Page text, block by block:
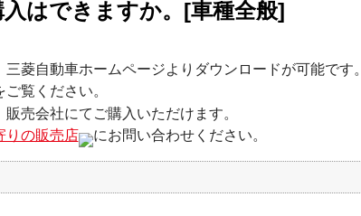
はできますか。[車種全般]
菱自動車ホームページよりダウンロードが可能です。
ご覧ください。
売会社にてご購入いただけます。
りの販売店 にお問い合わせください。